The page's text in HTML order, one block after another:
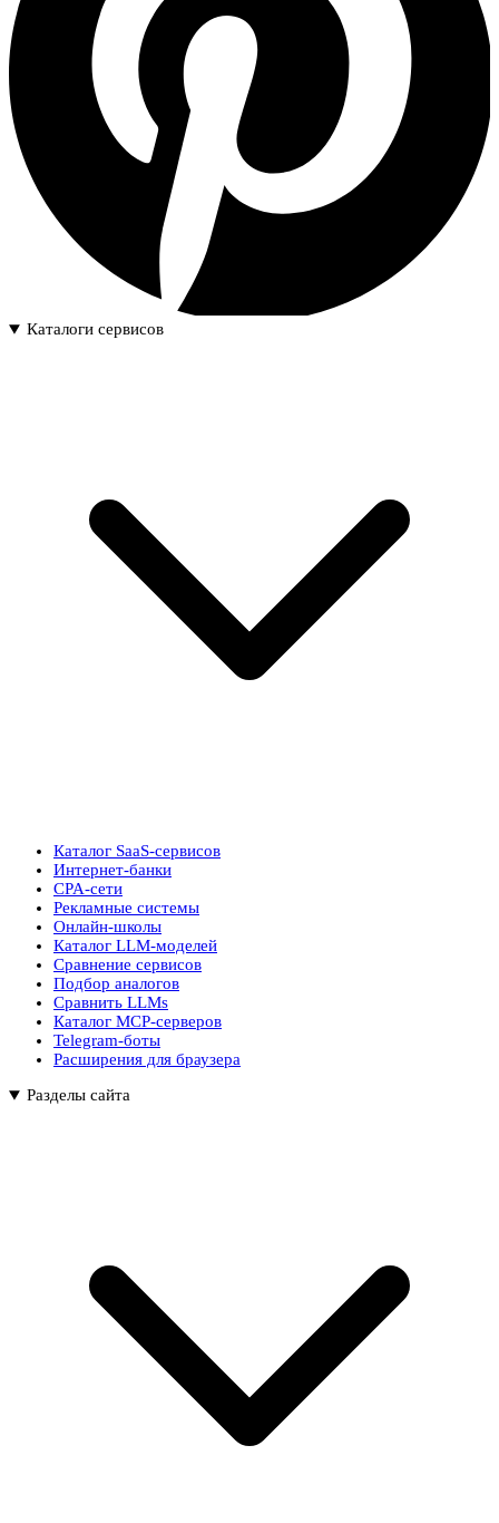
Каталоги сервисов
Каталог SaaS-сервисов
Интернет-банки
CPA-сети
Рекламные системы
Онлайн-школы
Каталог LLM-моделей
Сравнение сервисов
Подбор аналогов
Сравнить LLMs
Каталог MCP-серверов
Telegram-боты
Расширения для браузера
Разделы сайта